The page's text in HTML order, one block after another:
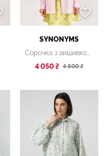
SYNONYMS
Сорочка з вишивкою "Херсонський помідор"
4 050 ₴ 4 500 ₴